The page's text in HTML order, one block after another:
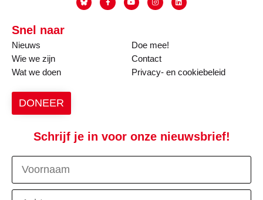
Snel naar
Nieuws
Wie we zijn
Wat we doen
Doe mee!
Contact
Privacy- en cookiebeleid
DONEER
Schrijf je in voor onze nieuwsbrief!